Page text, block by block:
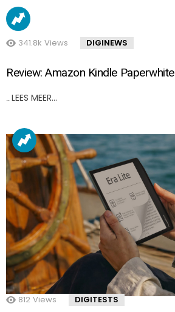
341.8k Views DIGINEWS
Review: Amazon Kindle Paperwhite
LEES MEER…
812 Views DIGITESTS